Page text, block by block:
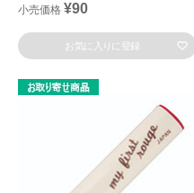
小売価格 ¥90
お気に入りに登録